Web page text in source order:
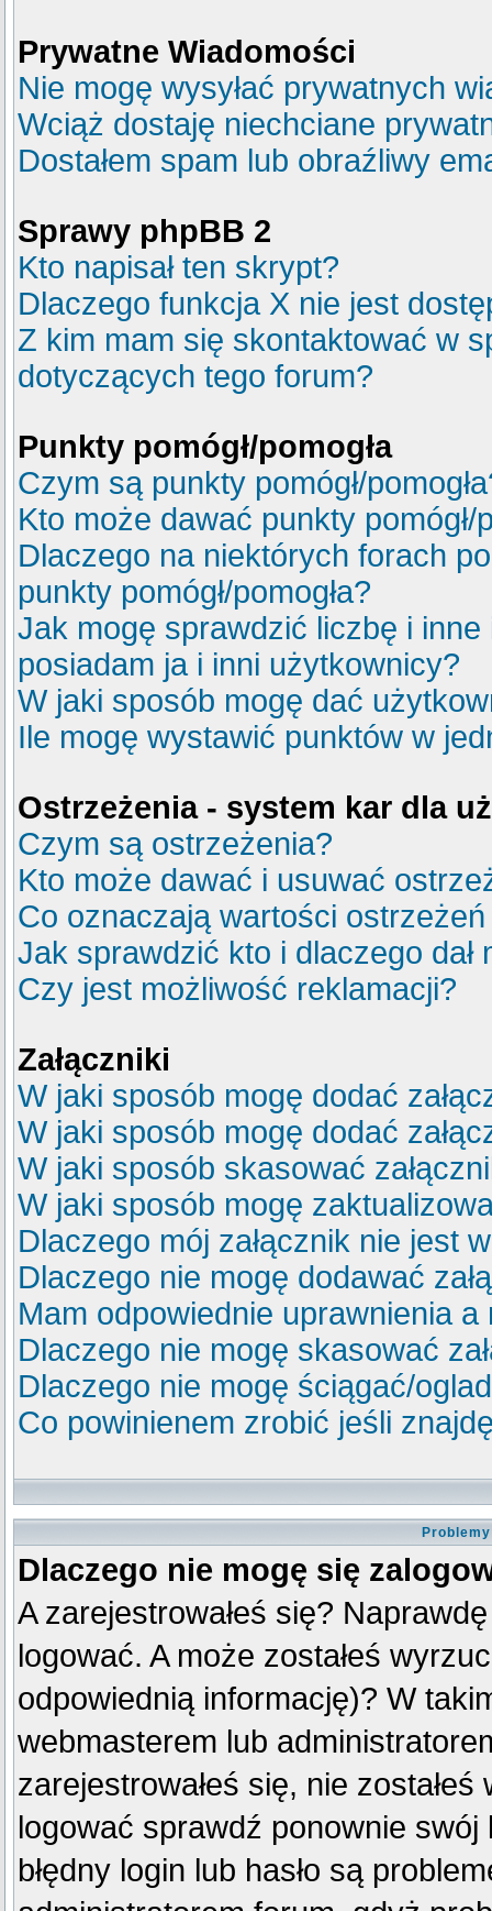
Prywatne Wiadomości
Nie mogę wysyłać prywatnych
Wciąż dostaję niechciane
Dostałem spam lub obraźliwy
Sprawy phpBB 2
Kto napisał ten skrypt?
Dlaczego funkcja X nie jest
Z kim mam się skontaktować w
dotyczących tego forum?
Punkty pomógł/pomogła
Czym są punkty pomógł/
Kto może dawać punkty pomógł/
Dlaczego na niektórych forach
punkty pomógł/pomogła?
Jak mogę sprawdzić liczbę i
posiadam ja i inni użytkownicy?
W jaki sposób mogę dać
Ile mogę wystawić punktów w
Ostrzeżenia - system kar dla
Czym są ostrzeżenia?
Kto może dawać i usuwać
Co oznaczają wartości
Jak sprawdzić kto i dlaczego dał
Czy jest możliwość reklamacji?
Załączniki
W jaki sposób mogę dodać
W jaki sposób mogę dodać
W jaki sposób skasować
W jaki sposób mogę
Dlaczego mój załącznik nie jest
Dlaczego nie mogę dodawać
Mam odpowiednie uprawnienia
Dlaczego nie mogę skasować
Dlaczego nie mogę ściągać/
Co powinienem zrobić jeśli
Dlaczego nie mogę się
A zarejestrowałeś się?
logować. A może zostałeś
odpowiednią informację)? W
webmasterem lub
zarejestrowałeś się, nie
logować sprawdź ponownie swój
błędny login lub hasło są